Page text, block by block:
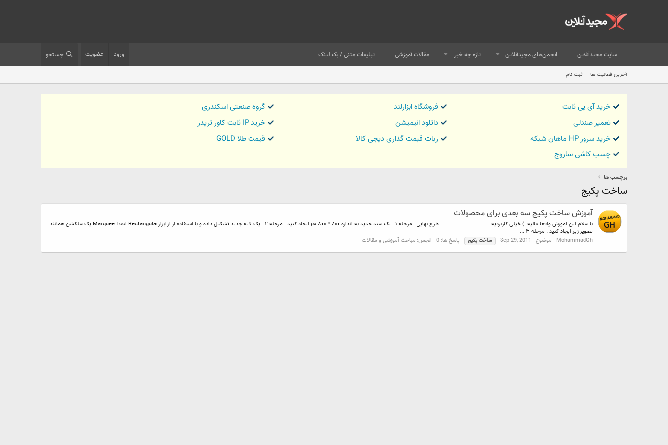
سایت مجیدآنلاین انجمن‌های مجیدآنلاین تازه چه خبر مقالات آموزشی تبلیغات متنی / بک لینک ورود عضویت جستجو
آخرین فعالیت ها ثبت نام
خرید آی پی ثابت فروشگاه ابزارلند
گروه صنعتی اسکندری
تعمیر صندلی
داتلود انیمیشن
خرید IP ثابت کاور تریدر
خرید سرور HP ماهان شبکه
ربات قیمت گذاری دیجی کالا
قیمت طلا GOLD
چسب کاشی ساروج
برچسب ها
ساخت پکیج
آموزش ساخت پکیج سه بعدی برای محصولات
با سلام این اموزش واقعا عالیه :) خیلی کاربردیه ................................. طرح نهایی : مرحله ۱ : یک سند جدید به اندازه ۸۰۰ * ۸۰۰ px ایجاد کنید . مرحله ۲ : یک لایه جدید تشکیل داده و با استفاده از از ابزارMarquee Tool Rectangular یک سلکشن همانند
تصویر زیر ایجاد کنید . مرحله ۳ ...
MohammadGh
موضوع Sep 29, 2011 ساخت پکیج پاسخ ها: 0 انجمن: مباحث آموزشي و مقالات